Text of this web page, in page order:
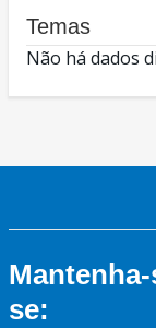
Temas
Não há dados
se: